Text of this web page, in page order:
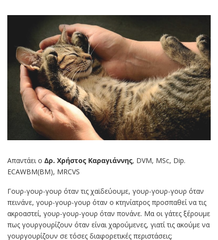
Απαντάει ο Δρ. Χρήστος Καραγιάννης, DVM, MSc, Dip.
ECAWBM(BM), MRCVS
Γουρ-γουρ-γουρ όταν τις χαϊδεύουμε, γουρ-γουρ-γουρ όταν
πεινάνε, γουρ-γουρ-γουρ όταν ο κτηνίατρος προσπαθεί να τις
ακροαστεί, γουρ-γουρ-γουρ όταν πονάνε. Μα οι γάτες ξέρουμε
πως γουργουρίζουν όταν είναι χαρούμενες, γιατί τις ακούμε να
γουργουρίζουν σε τόσες διαφορετικές περιστάσεις;